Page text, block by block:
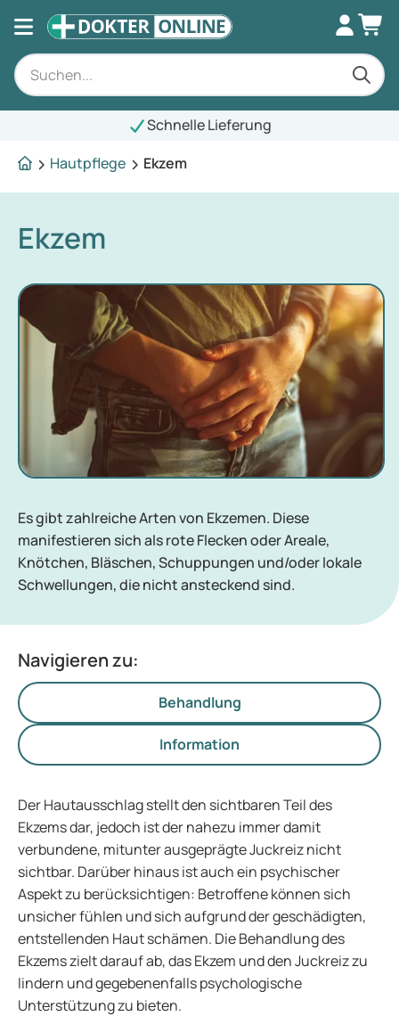
Schnelle Lieferung
Hautpflege
Ekzem
Ekzem
Es gibt zahlreiche Arten von Ekzemen. Diese
manifestieren sich als rote Flecken oder Areale,
Knötchen, Bläschen, Schuppungen und/oder lokale
Schwellungen, die nicht ansteckend sind.
Navigieren zu:
Behandlung
Information
Der Hautausschlag stellt den sichtbaren Teil des
Ekzems dar, jedoch ist der nahezu immer damit
verbundene, mitunter ausgeprägte Juckreiz nicht
sichtbar. Darüber hinaus ist auch ein psychischer
Aspekt zu berücksichtigen: Betroffene können sich
unsicher fühlen und sich aufgrund der geschädigten,
entstellenden Haut schämen. Die Behandlung des
Ekzems zielt darauf ab, das Ekzem und den Juckreiz zu
lindern und gegebenenfalls psychologische
Unterstützung zu bieten.